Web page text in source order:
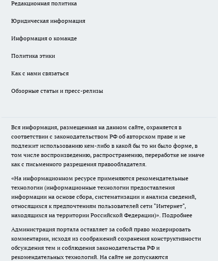
Редакционная политика
Юридическая информация
Информация о команде
Политика этики
Как с нами связаться
Обзорные статьи и пресс-релизы
Вся информация, размещенная на данном сайте, охраняется в
соответствии с законодательством РФ об авторском праве и не
подлежит использованию кем-либо в какой бы то ни было форме, в
том числе воспроизведению, распространению, переработке не иначе
как с письменного разрешения правообладателя.
«На информационном ресурсе применяются рекомендательные
технологии (информационные технологии предоставления
информации на основе сбора, систематизации и анализа сведений,
относящихся к предпочтениям пользователей сети "Интернет",
находящихся на территории Российской Федерации)». Подробнее
Администрация портала оставляет за собой право модерировать
комментарии, исходя из соображений сохранения конструктивности
обсуждения тем и соблюдения законодательства РФ и
рекомендательных технологий. На сайте не допускаются